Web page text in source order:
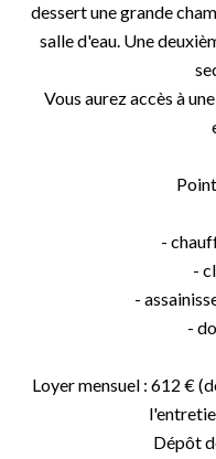
dessert une grande
salle d'eau. Une
Vous aurez accès à
-
-
-
-
Loyer mensuel : 612 €
Dépôt